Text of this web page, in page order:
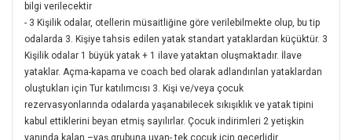
bilgi verilecektir
- 3 Kişilik odalar, otellerin müsaitliğine göre verilebilmekte olup, bu tip
odalarda 3. Kişiye tahsis edilen yatak standart yataklardan küçüktür. 3
Kişilik odalar 1 büyük yatak + 1 ilave yataktan oluşmaktadır. İlave
yataklar. Açma-kapama ve coach bed olarak adlandırılan yataklardan
oluştukları için Tur katılımcısı 3. Kişi ve/veya çocuk
rezervasyonlarında odalarda yaşanabilecek sıkışıklık ve yatak tipini
kabul ettiklerini beyan etmiş sayılırlar. Çocuk indirimleri 2 yetişkin